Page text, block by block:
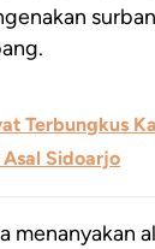
Terbungkus
Sidoarjo